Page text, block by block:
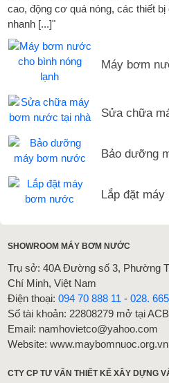
cao, động cơ quá nóng, các thiết bị
nhanh [...]"
Máy bơm
Sửa chữa
Bảo dưỡng
Lắp đặt
SHOWROOM MÁY BƠM NƯỚC
Trụ sở: 40A Đường số 3, Phường
Chí Minh, Việt Nam
Điện thoại:094 70 888 11 -028.
Số tài khoản: 22808279 mở tại
Email: namhovietco@yahoo.com
Website: www.maybomnuoc.org.vn
CTY CP TƯ VẤN THIẾT KẾ XÂY DỰNG